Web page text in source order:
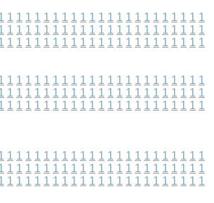
1 1 1 1 1 1 1 1 1 1 1 1 1 1 1 1 1 1 1 1 1 1
1 1 1 1 1 1 1 1 1 1 1 1 1 1 1 1 1 1 1 1 1 1
1 1 1 1 1 1 1 1 1 1 1 1 1 1 1 1 1 1 1 1 1 1
1 1 1 1 1 1 1 1 1 1 1 1 1 1 1 1 1 1 1 1 1 1
1 1 1 1 1 1 1 1 1 1 1 1 1 1 1 1 1 1 1 1 1 1
1 1 1 1 1 1 1 1 1 1 1 1 1 1 1 1 1 1 1 1 1 1
1 1 1 1 1 1 1 1 1 1 1 1 1 1 1 1 1 1 1 1 1 1
1 1 1 1 1 1 1 1 1 1 1 1 1 1 1 1 1 1 1 1 1 1
1 1 1 1 1 1 1 1 1 1 1 1 1 1 1 1 1 1 1 1 1 1